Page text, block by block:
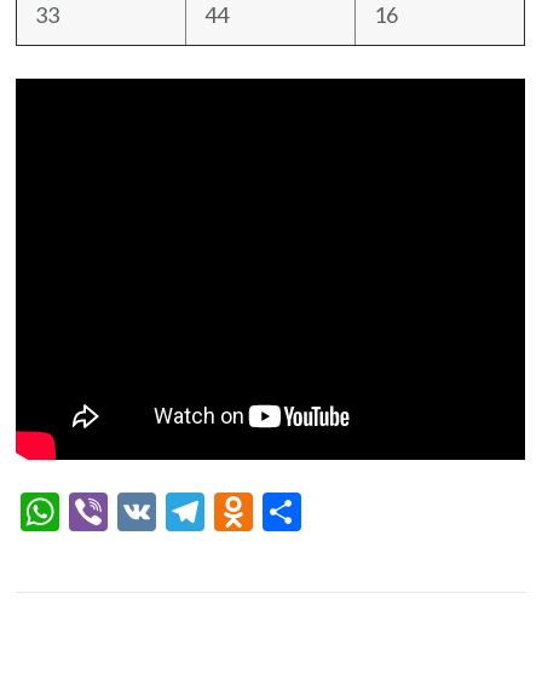
33 44 16
WhatsApp
Viber
VK Telegram
Odnoklassniki